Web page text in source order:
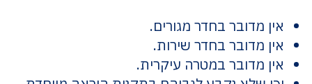
אין מדובר בחדר מגורים.
אין מדובר בחדר שירות.
אין מדובר במטרה עיקרית.